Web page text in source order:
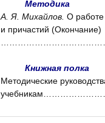
Методика
А. Я. Михайлов. О
и причастий (Окончание)
Книжная полка
Методические